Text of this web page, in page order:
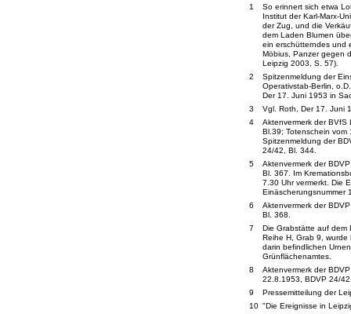
1
So erinnert sich etwa
Institut der Karl-Marx-
der Zug, und die
dem Laden Blumen
ein erschütterndes und
Möbius, Panzer gegen
Leipzig 2003, S. 57).
2
Spitzenmeldung der
Operativstab-Berlin,
Der 17. Juni 1953 in
3
Vgl. Roth, Der 17. Juni
4
Aktenvermerk der
Bl.39; Totenschein
Spitzenmeldung der
24/42, Bl. 344.
5
Aktenvermerk der
Bl. 367. Im
7.30 Uhr vermerkt. Die
Einäscherungsnummer
6
Aktenvermerk der
Bl. 368.
7
Die Grabstätte auf dem
Reihe H, Grab 9,
darin befindlichen
Grünflächenamtes.
8
Aktenvermerk der
22.8.1953, BDVP 24/
9
Pressemitteilung der
10 "Die Ereignisse in